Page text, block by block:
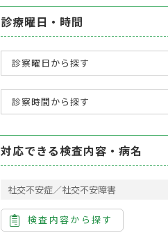
診療曜日・時間
診察曜日から探す
診察時間から探す
対応できる検査内容・病名
社交不安症／社交不安障害
検査内容から探す